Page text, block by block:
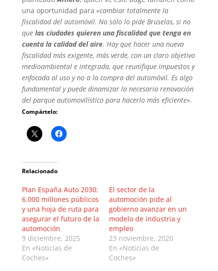
una oportunidad para «cambiar totalmente la
fiscalidad del automóvil. No sólo lo pide Bruselas, si no
quelas ciudades quieren una fiscalidad que tenga en
cuenta la calidad del aire. Hay que hacer una nueva
fiscalidad más exigente, más verde, con un claro objetivo
medioambiental e integrada, que reunifique impuestos y
enfocada al uso y no a la compra del automóvil. Es algo
fundamental y puede dinamizar la necesaria renovación
del parque automovilístico para hacerlo más eficiente».
Compártelo:
Relacionado
Plan España Auto 2030:
6.000 millones públicos
y una hoja de ruta para
asegurar el futuro de la
automoción
9 diciembre, 2025
En «Noticias de
Coches»
El sector de la
automoción pide al
gobierno avanzar en un
modelo de industria y
empleo
23 noviembre, 2020
En «Noticias de
Coches»